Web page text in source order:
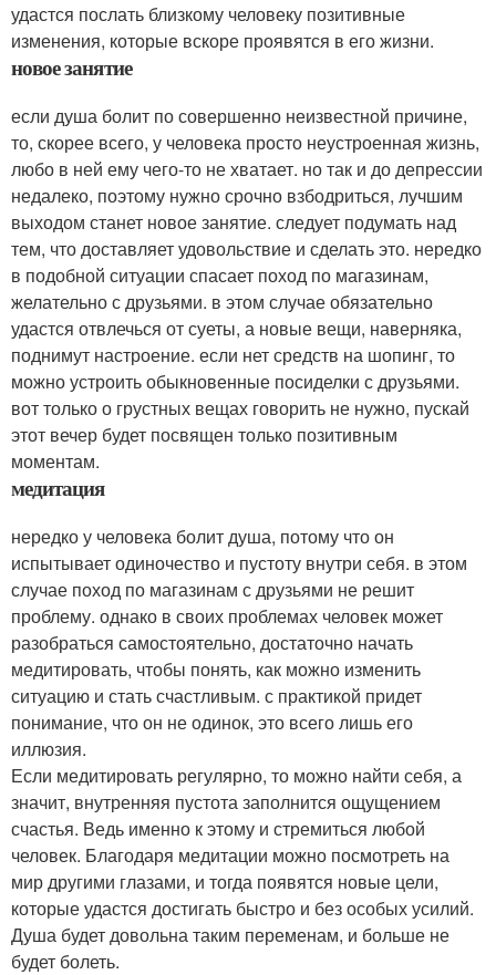
удастся послать близкому человеку позитивные
изменения, которые вскоре проявятся в его жизни.
новое занятие
если душа болит по совершенно неизвестной причине,
то, скорее всего, у человека просто неустроенная жизнь,
любо в ней ему чего-то не хватает. но так и до депрессии
недалеко, поэтому нужно срочно взбодриться, лучшим
выходом станет новое занятие. следует подумать над
тем, что доставляет удовольствие и сделать это. нередко
в подобной ситуации спасает поход по магазинам,
желательно с друзьями. в этом случае обязательно
удастся отвлечься от суеты, а новые вещи, наверняка,
поднимут настроение. если нет средств на шопинг, то
можно устроить обыкновенные посиделки с друзьями.
вот только о грустных вещах говорить не нужно, пускай
этот вечер будет посвящен только позитивным
моментам.
медитация
нередко у человека болит душа, потому что он
испытывает одиночество и пустоту внутри себя. в этом
случае поход по магазинам с друзьями не решит
проблему. однако в своих проблемах человек может
разобраться самостоятельно, достаточно начать
медитировать, чтобы понять, как можно изменить
ситуацию и стать счастливым. с практикой придет
понимание, что он не одинок, это всего лишь его
иллюзия.
Если медитировать регулярно, то можно найти себя, а
значит, внутренняя пустота заполнится ощущением
счастья. Ведь именно к этому и стремиться любой
человек. Благодаря медитации можно посмотреть на
мир другими глазами, и тогда появятся новые цели,
которые удастся достигать быстро и без особых усилий.
Душа будет довольна таким переменам, и больше не
будет болеть.